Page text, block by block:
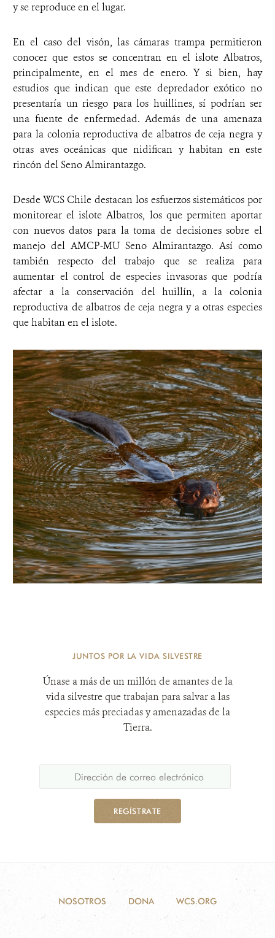
y se reproduce en el lugar.
En el caso del visón, las cámaras trampa permitieron
conocer que estos se concentran en el islote Albatros,
principalmente, en el mes de enero. Y si bien, hay
estudios que indican que este depredador exótico no
presentaría un riesgo para los huillines, sí podrían ser
una fuente de enfermedad. Además de una amenaza
para la colonia reproductiva de albatros de ceja negra y
otras aves oceánicas que nidifican y habitan en este
rincón del Seno Almirantazgo.
Desde WCS Chile destacan los esfuerzos sistemáticos por
monitorear el islote Albatros, los que permiten aportar
con nuevos datos para la toma de decisiones sobre el
manejo del AMCP-MU Seno Almirantazgo. Así como
también respecto del trabajo que se realiza para
aumentar el control de especies invasoras que podría
afectar a la conservación del huillín, a la colonia
reproductiva de albatros de ceja negra y a otras especies
que habitan en el islote.
JUNTOS POR LA VIDA SILVESTRE
Únase a más de un millón de amantes de la
vida silvestre que trabajan para salvar a las
especies más preciadas y amenazadas de la
Tierra.
REGÍSTRATE
NOSOTROS DONA WCS.ORG